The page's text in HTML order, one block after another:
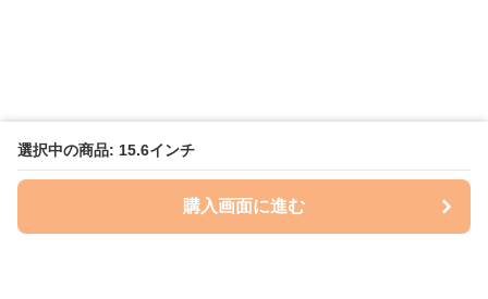
選択中の商品: 15.6インチ
購入画面に進む